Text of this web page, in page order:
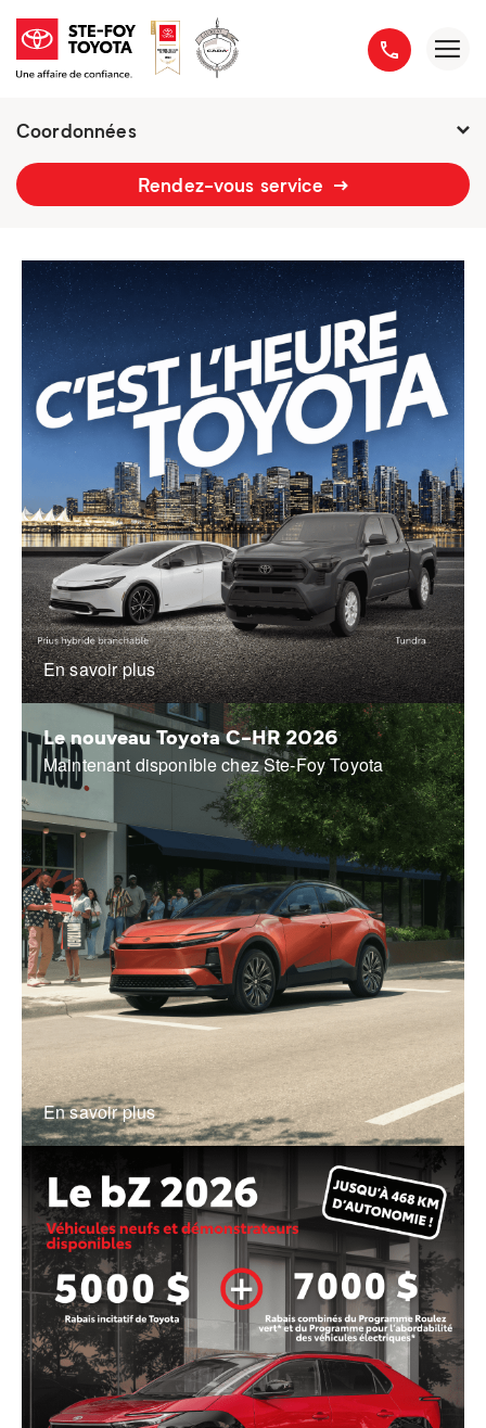
Coordonnées
2777 boulevard du Versant-Nord
Rendez-vous service
En savoir plus
Le nouveau Toyota C-HR 2026
Maintenant disponible chez Ste-Foy Toyota
En savoir plus